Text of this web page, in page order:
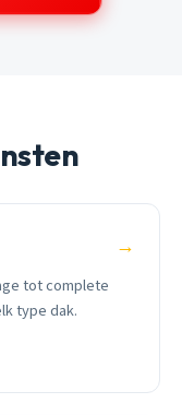
→
tot complete
type dak.